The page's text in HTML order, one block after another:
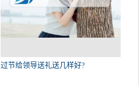
过节给领导送礼送几样好?